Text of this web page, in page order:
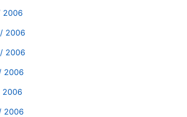
2006
2006
2006
2006
2006
2006